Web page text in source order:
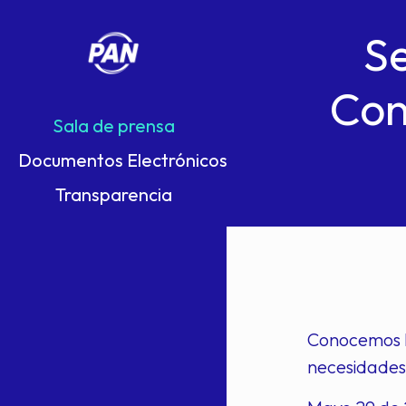
Sala de prensa
Documentos Electrónicos
Transparencia